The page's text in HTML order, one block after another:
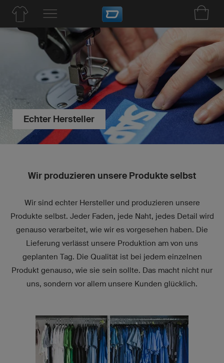
Echter Hersteller
Wir produzieren unsere Produkte selbst
Wir sind echter Hersteller und produzieren unsere
Produkte selbst. Jeder Faden, jede Naht, jedes Detail wird
genauso verarbeitet, wie wir es vorgesehen haben. Die
Lieferung verlässt unsere Produktion am von uns
geplanten Tag. Die Qualität ist bei jedem einzelnen
Produkt genauso, wie sie sein sollte. Das macht nicht nur
uns, sondern vor allem unsere Kunden glücklich.